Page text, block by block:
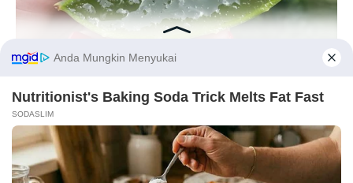
Do This 3-Minute Bedtime Routine [Works While You Sleep]